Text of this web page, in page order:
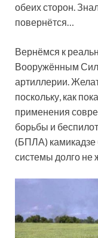
обеих сторон.
повернётся…
Вернёмся к
Вооружённым
артиллерии.
поскольку, как
применения
борьбы и
(БПЛА) камикадзе
системы долго не